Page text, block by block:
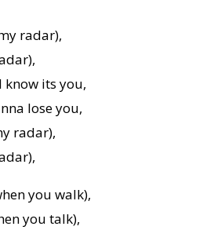
radar),
know its you,
lose you,
radar),
you walk),
you talk),